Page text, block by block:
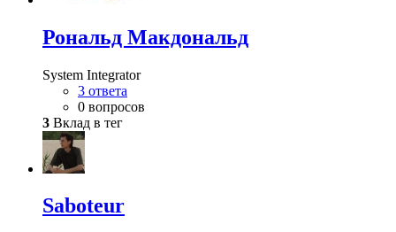
Рональд Макдональд
System Integrator
3 ответа
0 вопросов
3 Вклад в тег
Saboteur